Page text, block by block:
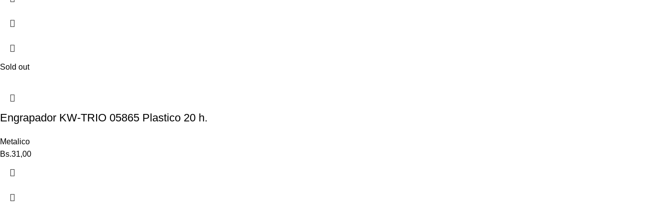
Sold out
Engrapador KW-TRIO 05865 Plastico 20 h.
Metalico
Bs.31,00